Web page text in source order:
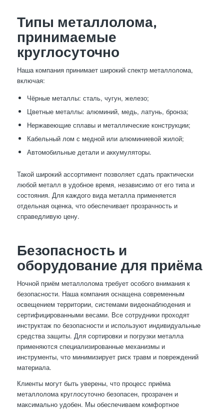
Типы металлолома,
принимаемые
круглосуточно
Наша компания принимает широкий спектр металлолома,
включая:
Чёрные металлы: сталь, чугун, железо;
Цветные металлы: алюминий, медь, латунь, бронза;
Нержавеющие сплавы и металлические конструкции;
Кабельный лом с медной или алюминиевой жилой;
Автомобильные детали и аккумуляторы.
Такой широкий ассортимент позволяет сдать практически
любой металл в удобное время, независимо от его типа и
состояния. Для каждого вида металла применяется
отдельная оценка, что обеспечивает прозрачность и
справедливую цену.
Безопасность и
оборудование для приёма
Ночной приём металлолома требует особого внимания к
безопасности. Наша компания оснащена современным
освещением территории, системами видеонаблюдения и
сертифицированными весами. Все сотрудники проходят
инструктаж по безопасности и используют индивидуальные
средства защиты. Для сортировки и погрузки металла
применяются специализированные механизмы и
инструменты, что минимизирует риск травм и повреждений
материала.
Клиенты могут быть уверены, что процесс приёма
металлолома круглосуточно безопасен, прозрачен и
максимально удобен. Мы обеспечиваем комфортное